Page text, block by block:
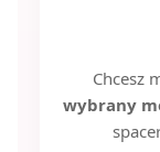
Chcesz
wybrany